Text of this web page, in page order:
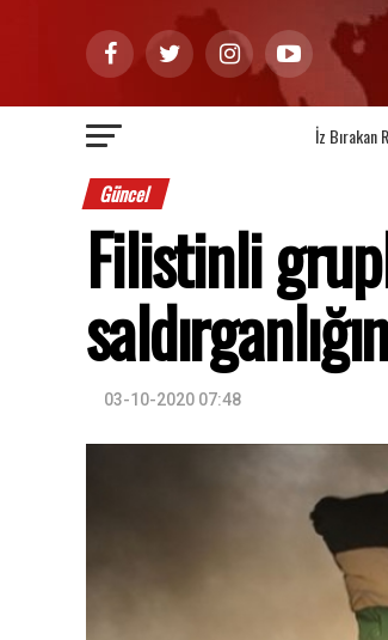
İz Bırakan
Güncel
Filistinli
03-10-2020 07:48